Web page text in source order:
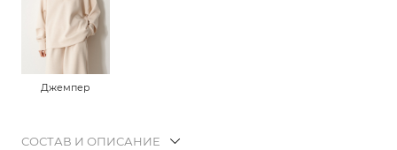
Джемпер
СОСТАВ И ОПИСАНИЕ